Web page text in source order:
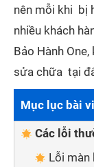
nên mỗi khi bị
nhiều khách
Bảo Hành
sửa chữa tại
Mục lục bài
Các lỗi
Lỗi màn